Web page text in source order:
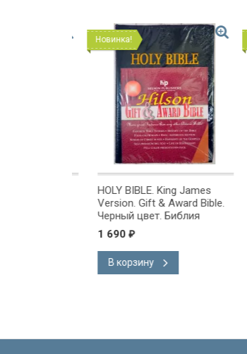
Новинка!
HOLY BIBLE. King James
Version. Gift & Award Bible.
Черный цвет. Библия
Короля Иакова на
английском языке.
Словарь, карты, закладка,
подарочная вкладка, слова
1 690₽
В корзину